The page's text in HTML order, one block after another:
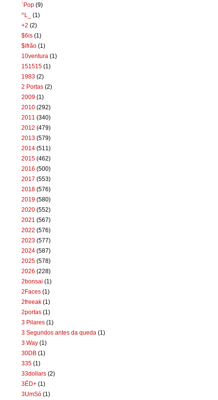
`Pop (9)
^L_
(1)
+2 (2)
$6is (1)
$ifrão (1)
10ventura (1)
151515 (1)
1983 (2)
2 Portas (2)
2009 (1)
2010 (292)
2011 (340)
2012 (479)
2013 (579)
2014 (511)
2015 (462)
2016 (500)
2017 (553)
2018 (576)
2019 (580)
2020 (552)
2021 (567)
2022 (576)
2023 (577)
2024 (587)
2025 (578)
2026 (228)
2bonsai (1)
2Faces (1)
2freeak (1)
2portas (1)
3 Pilares (1)
3 Segundos antes da queda (1)
3 Way (1)
30DB (1)
335 (1)
33dollars (2)
3ÉD+ (1)
3UmSó (1)